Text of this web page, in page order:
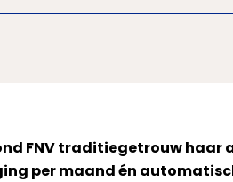
FNV traditiegetrouw
per maand én